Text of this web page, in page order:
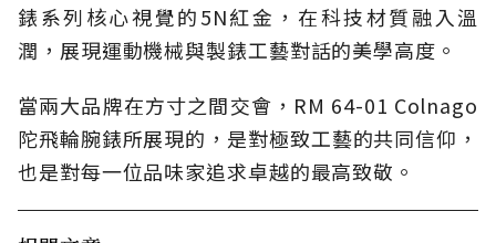
錶系列核心視覺的5N紅金，在科技材質融入溫
潤，展現運動機械與製錶工藝對話的美學高度。
當兩大品牌在方寸之間交會，RM 64-01 Colnago
陀飛輪腕錶所展現的，是對極致工藝的共同信仰，
也是對每一位品味家追求卓越的最高致敬。